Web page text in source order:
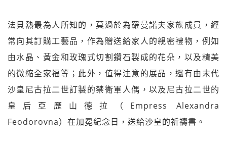
法貝熱最為人所知的，莫過於為羅曼諾夫家族成員，經
常向其訂購工藝品，作為贈送給家人的親密禮物，例如
由水晶、黃金和玫瑰式切割鑽石製成的花朵，以及精美
的微縮全家福等；此外，值得注意的展品，還有由末代
沙皇尼古拉二世訂製的禁衛軍人偶，以及尼古拉二世的
皇后亞歷山德拉（Empress Alexandra
Feodorovna）在加冕紀念日，送給沙皇的祈禱書。